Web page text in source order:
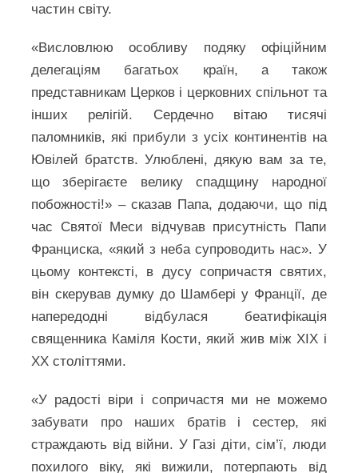
частин світу.
«Висловлюю особливу подяку офіційним
делегаціям багатьох країн, а також
представникам Церков і церковних спільнот та
інших релігій. Сердечно вітаю тисячі
паломників, які прибули з усіх континентів на
Ювілей братств. Улюблені, дякую вам за те,
що зберігаєте велику спадщину народної
побожності!» – сказав Папа, додаючи, що під
час Святої Меси відчував присутність Папи
Франциска, «який з неба супроводить нас». У
цьому контексті, в дусу сопричастя святих,
він скерував думку до Шамбері у Франції, де
напередодні відбулася беатифікація
священника Каміля Кости, який жив між ХІХ і
ХХ століттями.
«У радості віри і сопричастя ми не можемо
забувати про наших братів і сестер, які
страждають від війни. У Газі діти, сім’ї, люди
похилого віку, які вижили, потерпають від